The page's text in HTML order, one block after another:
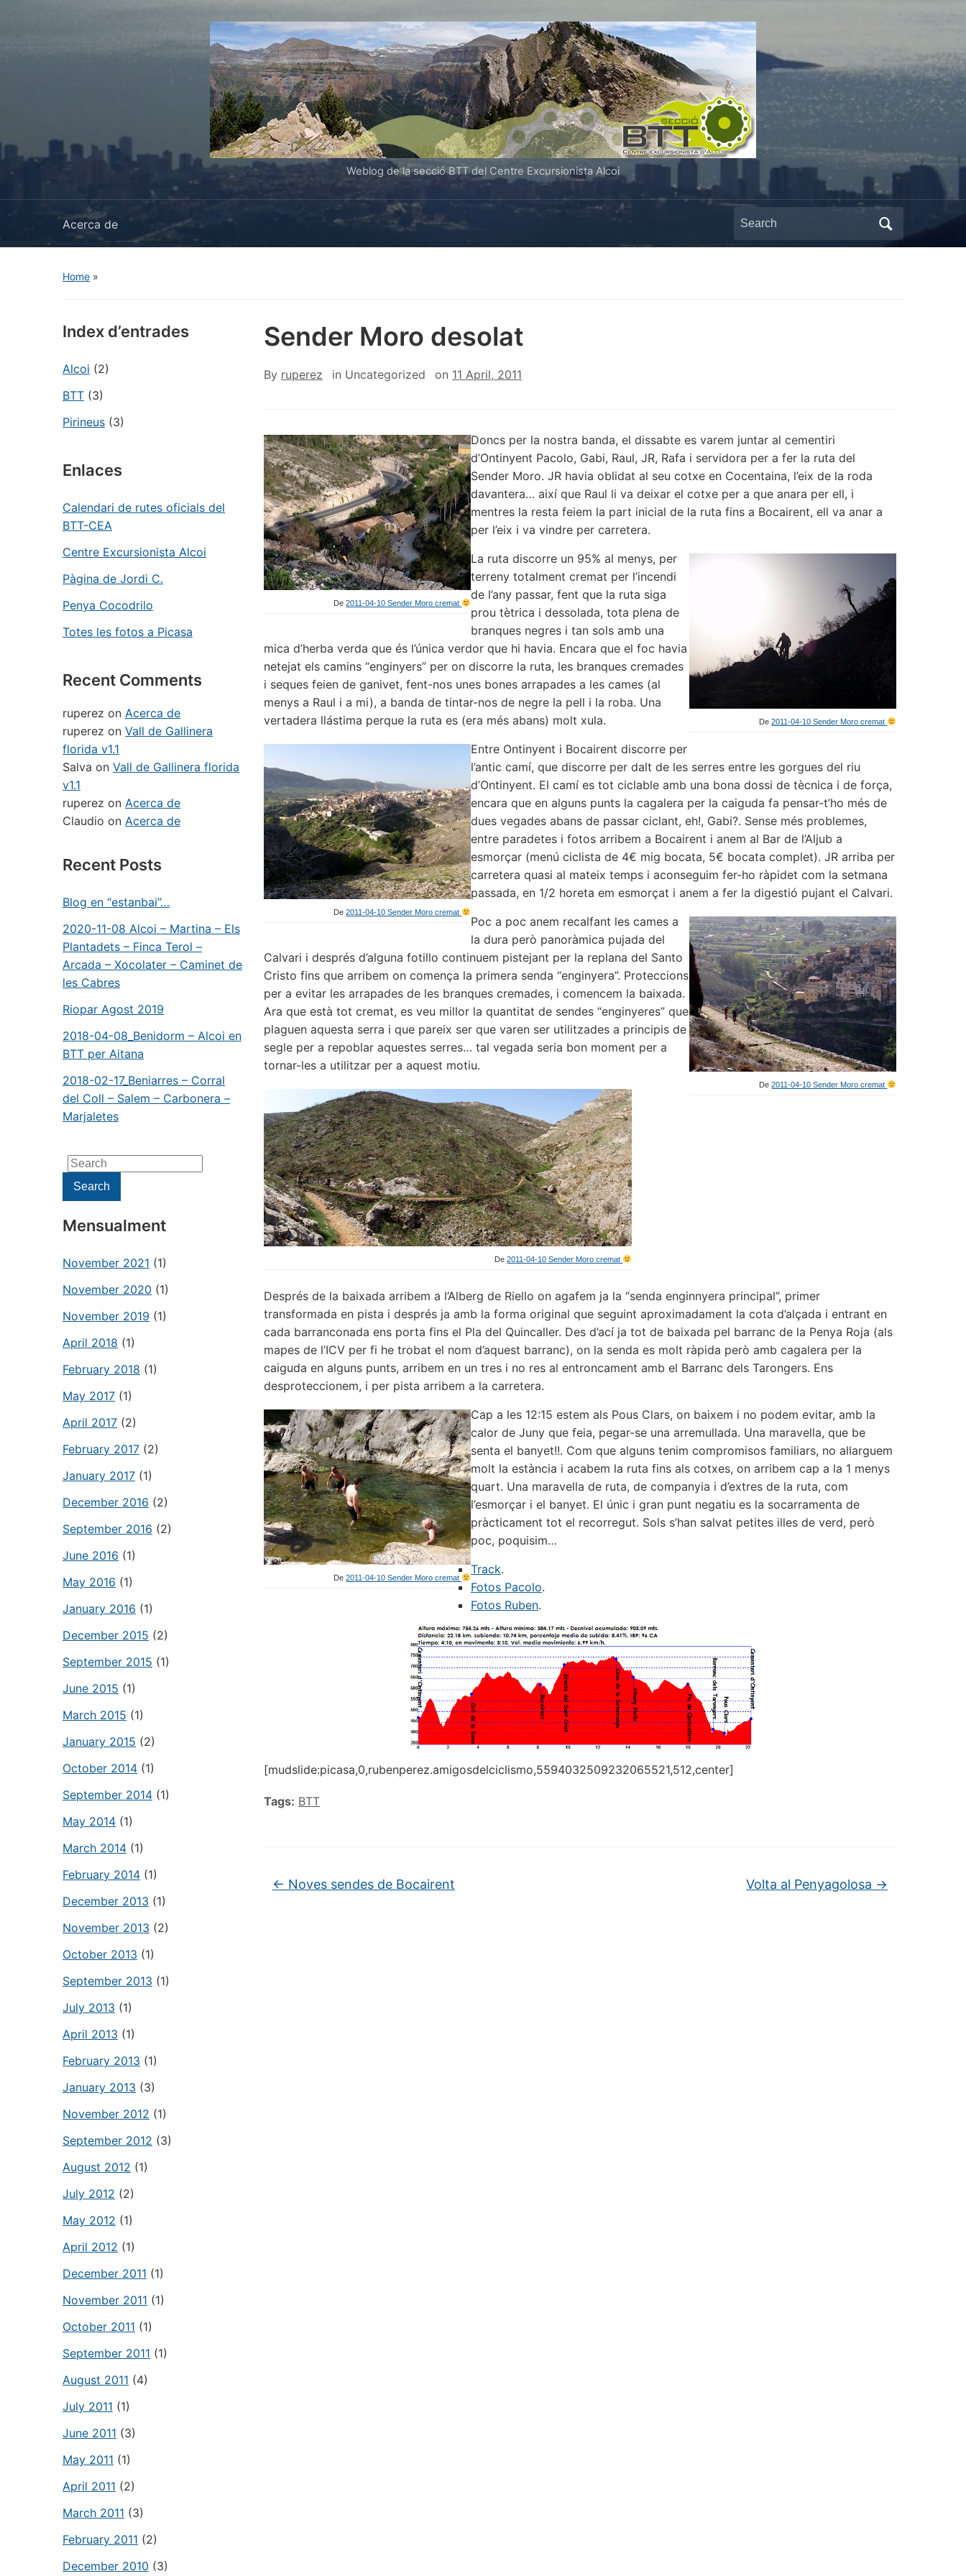
Weblog de la secció BTT del Centre Excursionista Alcoi
Acerca de
Search
for:
Home »
Index d’entrades
Alcoi (2)
BTT (3)
Pirineus (3)
Enlaces
Calendari de rutes oficials del
BTT-CEA
Centre Excursionista Alcoi
Pàgina de Jordi C.
Penya Cocodrilo
Totes les fotos a Picasa
Recent Comments
ruperez on Acerca de
ruperez on Vall de Gallinera
florida v1.1
Salva on Vall de Gallinera florida
v1.1
ruperez on Acerca de
Claudio on Acerca de
Recent Posts
Blog en “estanbai”…
2020-11-08 Alcoi – Martina – Els
Plantadets – Finca Terol –
Arcada – Xocolater – Caminet de
les Cabres
Riopar Agost 2019
2018-04-08_Benidorm – Alcoi en
BTT per Aitana
2018-02-17_Beniarres – Corral
del Coll – Salem – Carbonera –
Marjaletes
Search
for:Search
Mensualment
November 2021 (1)
November 2020 (1)
November 2019 (1)
April 2018 (1)
February 2018 (1)
May 2017 (1)
April 2017 (2)
February 2017 (2)
January 2017 (1)
December 2016 (2)
September 2016 (2)
June 2016 (1)
May 2016 (1)
January 2016 (1)
December 2015 (2)
September 2015 (1)
June 2015 (1)
March 2015 (1)
January 2015 (2)
October 2014 (1)
September 2014 (1)
May 2014 (1)
March 2014 (1)
February 2014 (1)
December 2013 (1)
November 2013 (2)
October 2013 (1)
September 2013 (1)
July 2013 (1)
April 2013 (1)
February 2013 (1)
January 2013 (3)
November 2012 (1)
September 2012 (3)
August 2012 (1)
July 2012 (2)
May 2012 (1)
April 2012 (1)
December 2011 (1)
November 2011 (1)
October 2011 (1)
September 2011 (1)
August 2011 (4)
July 2011 (1)
June 2011 (3)
May 2011 (1)
April 2011 (2)
March 2011 (3)
February 2011 (2)
December 2010 (3)
Sender Moro desolat
By ruperez in Uncategorized on 11 April, 2011
De2011-04-10 Sender Moro cremat
Doncs per la nostra banda, el dissabte es varem juntar al cementiri
d’Ontinyent Pacolo, Gabi, Raul, JR, Rafa i servidora per a fer la ruta del
Sender Moro. JR havia oblidat al seu cotxe en Cocentaina, l’eix de la roda
davantera… així que Raul li va deixar el cotxe per a que anara per ell, i
mentres la resta feiem la part inicial de la ruta fins a Bocairent, ell va anar a
per l’eix i va vindre per carretera.
De2011-04-10 Sender Moro cremat
La ruta discorre un 95% al menys, per
terreny totalment cremat per l’incendi
de l’any passar, fent que la ruta siga
prou tètrica i dessolada, tota plena de
branques negres i tan sols amb una
mica d’herba verda que és l’única verdor que hi havia. Encara que el foc havia
netejat els camins “enginyers” per on discorre la ruta, les branques cremades
i seques feien de ganivet, fent-nos unes bones arrapades a les cames (al
menys a Raul i a mi), a banda de tintar-nos de negre la pell i la roba. Una
vertadera llástima perque la ruta es (era més abans) molt xula.
De2011-04-10 Sender Moro cremat
Entre Ontinyent i Bocairent discorre per
l’antic camí, que discorre per dalt de les serres entre les gorgues del riu
d’Ontinyent. El camí es tot ciclable amb una bona dossi de tècnica i de força,
encara que en alguns punts la cagalera per la caiguda fa pensar-t’ho més de
dues vegades abans de passar ciclant, eh!, Gabi?. Sense més problemes,
entre paradetes i fotos arribem a Bocairent i anem al Bar de l’Aljub a
esmorçar (menú ciclista de 4€ mig bocata, 5€ bocata complet). JR arriba per
carretera quasi al mateix temps i aconseguim fer-ho ràpidet com la setmana
passada, en 1/2 horeta em esmorçat i anem a fer la digestió pujant el Calvari.
De2011-04-10 Sender Moro cremat
Poc a poc anem recalfant les cames a
la dura però panoràmica pujada del
Calvari i després d’alguna fotillo continuem pistejant per la replana del Santo
Cristo fins que arribem on comença la primera senda “enginyera”. Proteccions
per a evitar les arrapades de les branques cremades, i comencem la baixada.
Ara que està tot cremat, es veu millor la quantitat de sendes “enginyeres” que
plaguen aquesta serra i que pareix ser que varen ser utilitzades a principis de
segle per a repoblar aquestes serres… tal vegada seria bon moment per a
tornar-les a utilitzar per a aquest motiu.
De2011-04-10 Sender Moro cremat
Després de la baixada arribem a l’Alberg de Riello on agafem ja la “senda enginnyera principal”, primer
transformada en pista i després ja amb la forma original que seguint aproximadament la cota d’alçada i entrant en
cada barranconada ens porta fins el Pla del Quincaller. Des d’ací ja tot de baixada pel barranc de la Penya Roja (als
mapes de l’ICV per fi he trobat el nom d’aquest barranc), on la senda es molt ràpida però amb cagalera per la
caiguda en alguns punts, arribem en un tres i no res al entroncament amb el Barranc dels Tarongers. Ens
desproteccionem, i per pista arribem a la carretera.
De2011-04-10 Sender Moro cremat
Cap a les 12:15 estem als Pous Clars, on baixem i no podem evitar, amb la
calor de Juny que feia, pegar-se una arremullada. Una maravella, que be
senta el banyet!!. Com que alguns tenim compromisos familiars, no allarguem
molt la estància i acabem la ruta fins als cotxes, on arribem cap a la 1 menys
quart. Una maravella de ruta, de companyia i d’extres de la ruta, com
l’esmorçar i el banyet. El únic i gran punt negatiu es la socarramenta de
pràcticament tot el recorregut. Sols s’han salvat petites illes de verd, però
poc, poquisim…
Track.
Fotos Pacolo.
Fotos Ruben.
[mudslide:picasa,0,rubenperez.amigosdelciclismo,5594032509232065521,512,center]
Tags: BTT
← Noves sendes de Bocairent Volta al Penyagolosa →